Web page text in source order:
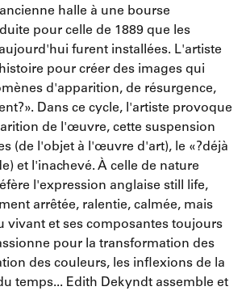
halle à une bourse
pour celle de 1889 que les
furent installées. L'artiste
pour créer des images qui
d'apparition, de résurgence,
Dans ce cycle, l'artiste provoque
de l'œuvre, cette suspension
(de l'objet à l'œuvre d'art), le «?déjà
et l'inachevé. À celle de nature
l'expression anglaise still life,
arrêtée, ralentie, calmée, mais
vivant et ses composantes toujours
pour la transformation des
des couleurs, les inflexions de la
temps... Edith Dekyndt assemble et